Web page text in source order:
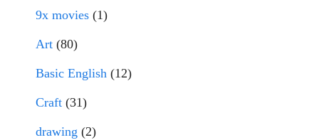
9x movies (1)
Art (80)
Basic English (12)
Craft (31)
drawing (2)